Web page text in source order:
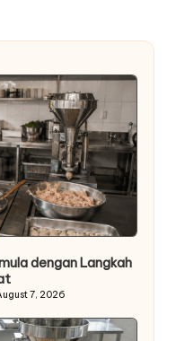
dengan Langkah
7, 2026